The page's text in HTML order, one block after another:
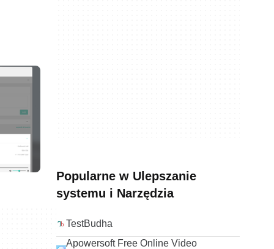
Popularne w Ulepszanie
systemu i Narzędzia
TestBudha
Apowersoft Free Online Video